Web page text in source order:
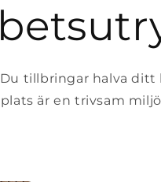
tillbringar halva ditt
är en trivsam